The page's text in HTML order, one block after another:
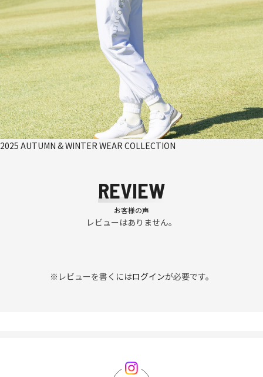
2025 AUTUMN & WINTER WEAR COLLECTION
REVIEW
お客様の声
レビューはありません。
※レビューを書くにはログインが必要です。